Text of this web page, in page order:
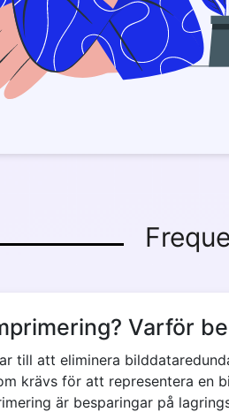
Varför
till att eliminera
krävs för att representera
är besparingar på